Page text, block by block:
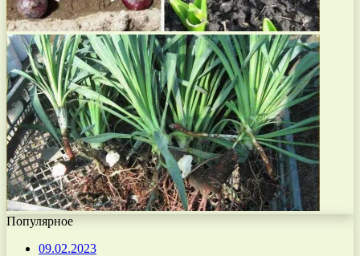
Популярное
09.02.2023